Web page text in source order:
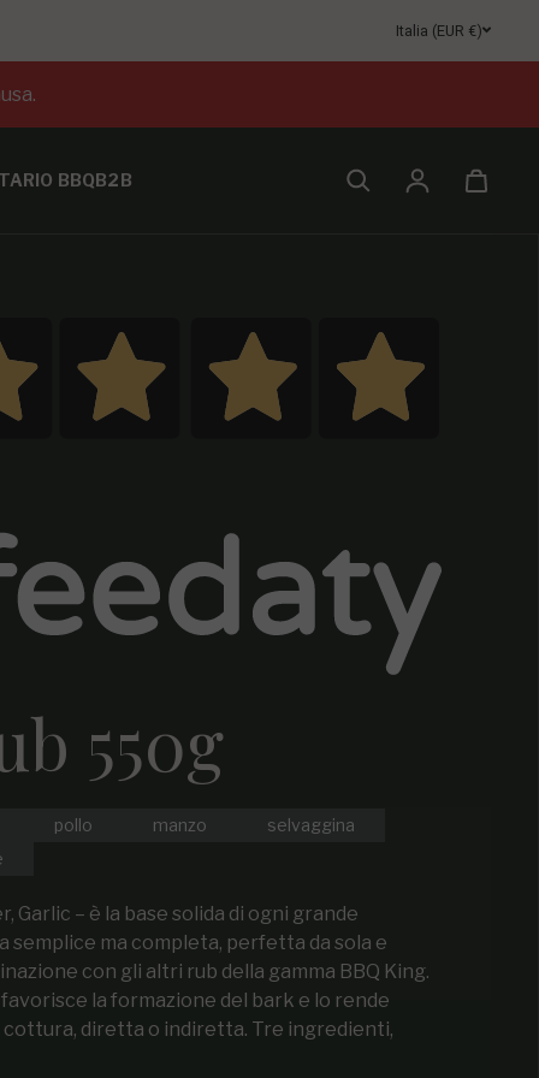
Italia (EUR €)
BBQB2B
Accesso
550g
pollo manzo
selvaggina
Garlic – è la base solida di ogni grande
semplice ma completa, perfetta da sola e
con gli altri rub della gamma BBQ King.
la formazione del bark e lo rende
cottura, diretta o indiretta. Tre ingredienti,